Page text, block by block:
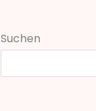
Suchen